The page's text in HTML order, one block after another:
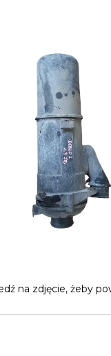
na zdjęcie, żeby